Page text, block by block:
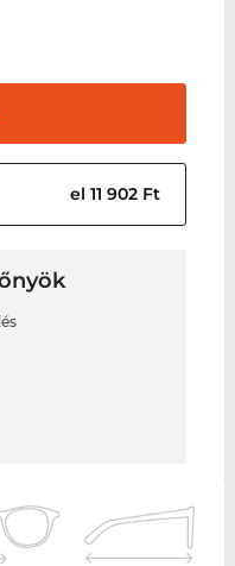
el 11 902 Ft